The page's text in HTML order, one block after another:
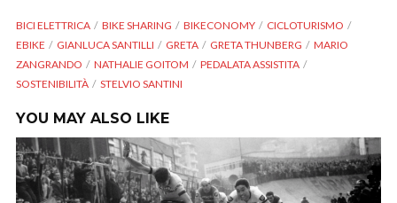
BICI ELETTRICA BIKE SHARING BIKECONOMY
CICLOTURISMO
EBIKE
GIANLUCA SANTILLI GRETA GRETA THUNBERG
MARIO
ZANGRANDO
NATHALIE GOITOM
PEDALATA ASSISTITA
SOSTENIBILITÀ
STELVIO SANTINI
YOU MAY ALSO LIKE